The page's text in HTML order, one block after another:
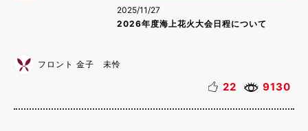
2025/11/27
2026年度海上花火大会日程について
フロント 金子 未怜
22 9130